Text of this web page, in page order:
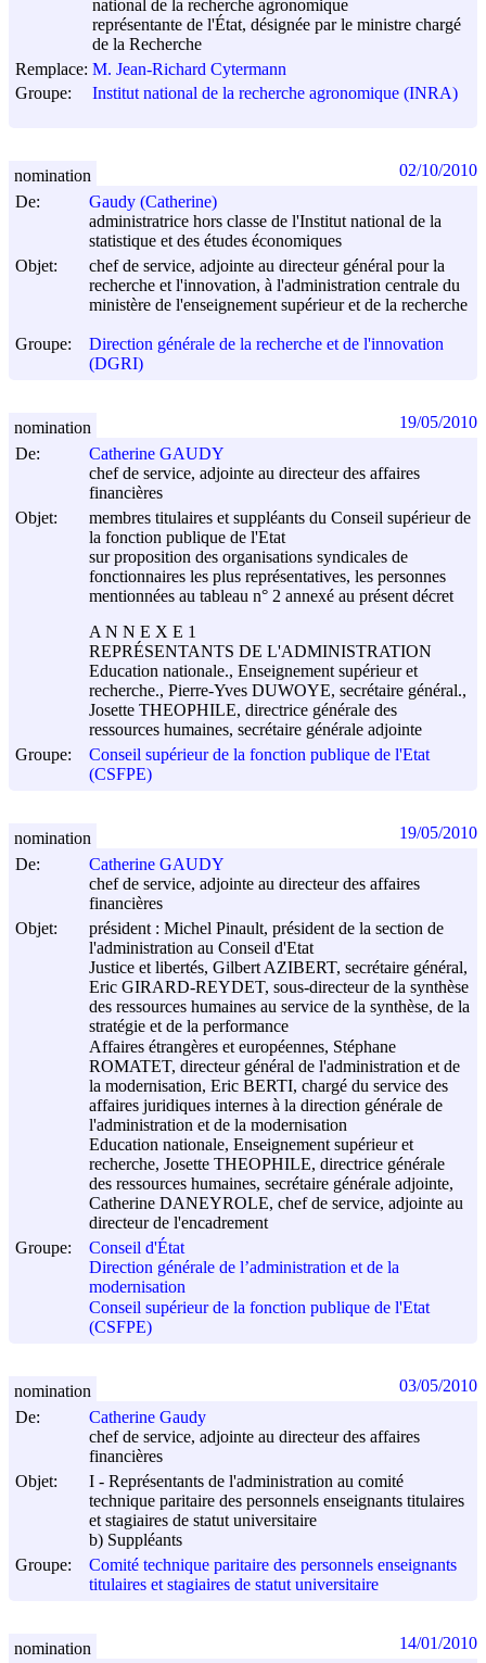
national de la recherche agronomique
représentante de l'État, désignée par le ministre chargé
de la Recherche
Remplace: M. Jean-Richard Cytermann
Groupe:
Institut national de la recherche agronomique (INRA)
De:
Gaudy (Catherine)
administratrice hors classe de l'Institut national de la
statistique et des études économiques
Objet:
chef de service, adjointe au directeur général pour la
recherche et l'innovation, à l'administration centrale du
ministère de l'enseignement supérieur et de la recherche
Groupe:
Direction générale de la recherche et de l'innovation
(DGRI)
nomination 02/10/2010
De:
Catherine GAUDY
chef de service, adjointe au directeur des affaires
financières
Objet:
membres titulaires et suppléants du Conseil supérieur de
la fonction publique de l'Etat
sur proposition des organisations syndicales de
fonctionnaires les plus représentatives, les personnes
mentionnées au tableau n° 2 annexé au présent décret
A N N E X E 1
REPRÉSENTANTS DE L'ADMINISTRATION
Education nationale., Enseignement supérieur et
recherche., Pierre-Yves DUWOYE, secrétaire général.,
Josette THEOPHILE, directrice générale des
ressources humaines, secrétaire générale adjointe
Groupe:
Conseil supérieur de la fonction publique de l'Etat
(CSFPE)
nomination 19/05/2010
De:
Catherine GAUDY
chef de service, adjointe au directeur des affaires
financières
Objet:
président : Michel Pinault, président de la section de
l'administration au Conseil d'Etat
Justice et libertés, Gilbert AZIBERT, secrétaire général,
Eric GIRARD-REYDET, sous-directeur de la synthèse
des ressources humaines au service de la synthèse, de la
stratégie et de la performance
Affaires étrangères et européennes, Stéphane
ROMATET, directeur général de l'administration et de
la modernisation, Eric BERTI, chargé du service des
affaires juridiques internes à la direction générale de
l'administration et de la modernisation
Education nationale, Enseignement supérieur et
recherche, Josette THEOPHILE, directrice générale
des ressources humaines, secrétaire générale adjointe,
Catherine DANEYROLE, chef de service, adjointe au
directeur de l'encadrement
Groupe:
Conseil d'État
Direction générale de l’administration et de la
modernisation
Conseil supérieur de la fonction publique de l'Etat
(CSFPE)
nomination 19/05/2010
De:
Catherine Gaudy
chef de service, adjointe au directeur des affaires
financières
Objet:
I - Représentants de l'administration au comité
technique paritaire des personnels enseignants titulaires
et stagiaires de statut universitaire
b) Suppléants
Groupe:
Comité technique paritaire des personnels enseignants
titulaires et stagiaires de statut universitaire
nomination 03/05/2010
nomination 14/01/2010